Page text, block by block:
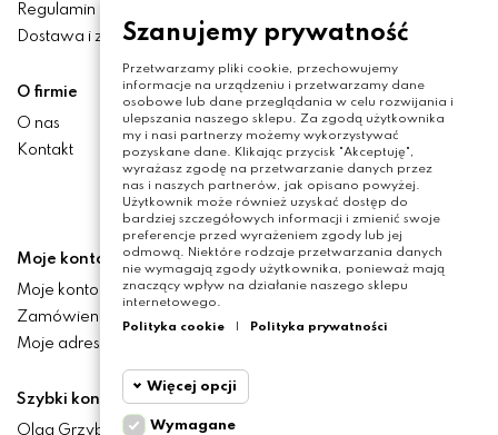
Regulamin
Dostawa i zwroty
O firmie
O nas
Kontakt
Moje konto
Moje konto
Zamówienia
Moje adresy
Szybki kontakt
Olga Grzyb STILO
Szanujemy prywatność
Przetwarzamy pliki cookie, przechowujemy
informacje na urządzeniu i przetwarzamy dane
osobowe lub dane przeglądania w celu rozwijania i
ulepszania naszego sklepu. Za zgodą użytkownika
my i nasi partnerzy możemy wykorzystywać
pozyskane dane. Klikając przycisk "Akceptuję",
wyrażasz zgodę na przetwarzanie danych przez
nas i naszych partnerów, jak opisano powyżej.
Użytkownik może również uzyskać dostęp do
bardziej szczegółowych informacji i zmienić swoje
preferencje przed wyrażeniem zgody lub jej
odmową. Niektóre rodzaje przetwarzania danych
nie wymagają zgody użytkownika, ponieważ mają
znaczący wpływ na działanie naszego sklepu
internetowego.
Polityka cookie
Polityka prywatności
Więcej opcji
Wymagane